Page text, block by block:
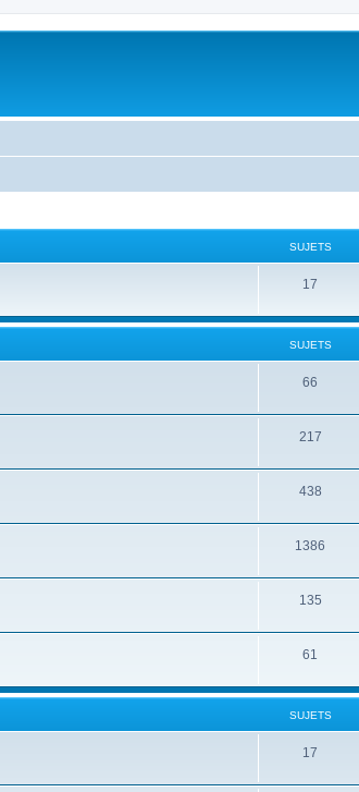
SUJETS
17
SUJETS
66
217
438
1386
135
61
SUJETS
17